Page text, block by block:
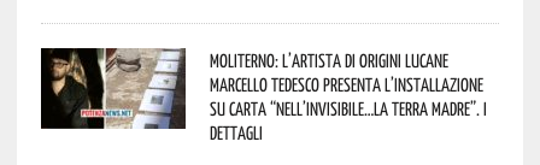
Moliterno: l’artista di origini lucane
Marcello Tedesco presenta l’installazione
su carta “Nell’invisibile…la terra madre”. I
dettagli